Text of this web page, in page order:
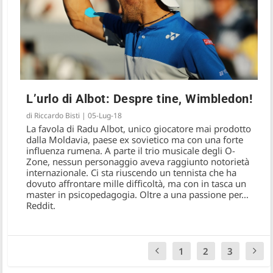
L’urlo di Albot: Despre tine, Wimbledon!
di Riccardo Bisti |05-Lug-18
La favola di Radu Albot, unico giocatore mai prodotto
dalla Moldavia, paese ex sovietico ma con una forte
influenza rumena. A parte il trio musicale degli O-
Zone, nessun personaggio aveva raggiunto notorietà
internazionale. Ci sta riuscendo un tennista che ha
dovuto affrontare mille difficoltà, ma con in tasca un
master in psicopedagogia. Oltre a una passione per…
Reddit.
1 2 3